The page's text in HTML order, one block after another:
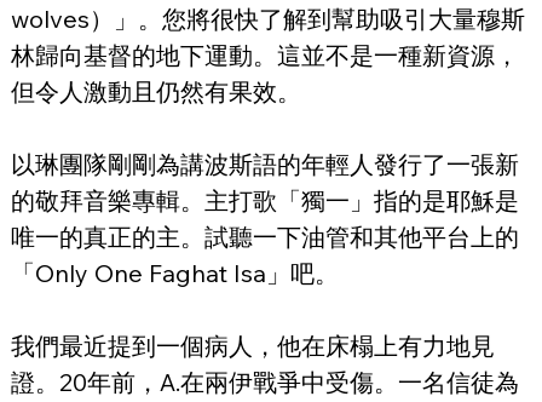
wolves）」。您將很快了解到幫助吸引大量穆斯
林歸向基督的地下運動。這並不是一種新資源，
但令人激動且仍然有果效。
以琳團隊剛剛為講波斯語的年輕人發行了一張新
的敬拜音樂專輯。主打歌「獨一」指的是耶穌是
唯一的真正的主。試聽一下油管和其他平台上的
「Only One Faghat Isa」吧。
我們最近提到一個病人，他在床榻上有力地見
證。20年前，A.在兩伊戰爭中受傷。一名信徒為